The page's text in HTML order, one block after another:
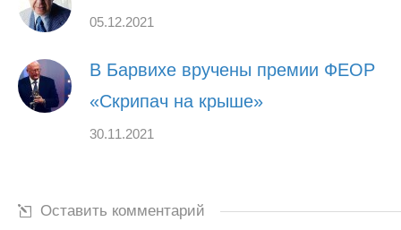
05.12.2021
В Барвихе вручены премии ФЕОР
«Скрипач на крыше»
30.11.2021
Оставить комментарий